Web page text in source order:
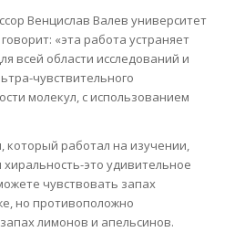
Венцислав Валев университет
«эта работа устраняет
всей области исследований и
чувствительного
молекул, с использованием
который работал на изучении,
хиральность-это удивительное
чувствовать запах
но противоположно
лимонов и апельсинов.